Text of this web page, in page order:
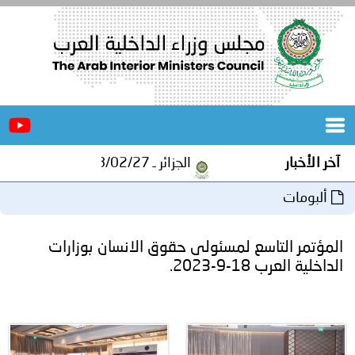
الرئيسية
المجلس
مؤتمرات
اجتماعات
و
برامج
آخر الأخبار الجزائر ـ 1448/02/27هـ ــ الموافق 2026/08/10 م - مصالح أمن ولاية المنيعة تستقبل أشبال الهلال الاحمر الجزائري بالمنيعة..
ألبومات
المؤتمر التاسع لمسئولى حقوق الانسان بوزارات
الداخلية العرب 18-9-2023.